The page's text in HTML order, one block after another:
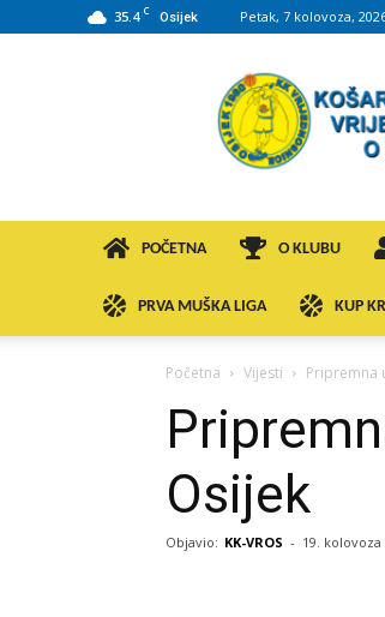
35.4 C Osijek Petak, 7 kolovoza,
KK
VROS
POČETNA O KLUBU
PRVA MUŠKA LIGA KUP
Početna Vijesti Pripremna
Osijek
Objavio: KK-VROS - 19. kolovoza